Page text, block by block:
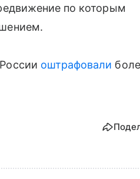
по которым
оштрафовали